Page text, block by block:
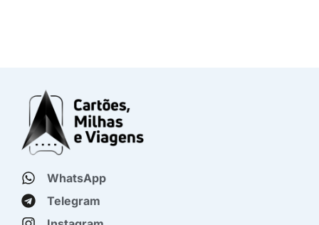
WhatsApp
Telegram